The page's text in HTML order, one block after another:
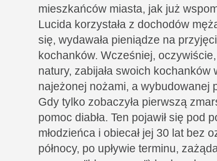
mieszkańców miasta, jak już
Lucida korzystała z dochodów
się, wydawała pieniądze na
kochanków. Wcześniej,
natury, zabijała swoich
najeżonej nożami, a wybudowanej
Gdy tylko zobaczyła pierwszą
pomoc diabła. Ten pojawił się pod
młodzieńca i obiecał jej 30 lat bez
północy, po upływie terminu,